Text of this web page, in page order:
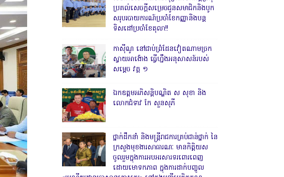
ប្រគល់សេចក្តីសម្រេចជូនសមាជិកនិងបូក
សរុបរបាយការណ៍ប្រចាំខែកញ្ញានិងបន្ត
ទិសដៅប្រចាំខែតុលា!!
កាសុីណូ នៅជាប់ព្រំដែនវៀតណាមច្រក
ស្វាយអាង៉ោង ធ្វើហ្នឹងអនុសាសន៍របស់
សម្ដេច វគ្គ ១
ឯកឧត្តមអភិសន្តិបណ្ឌិត ស សុខា និង
លោកជំទាវ កែ សួនសុភី
ថ្នាក់ដឹកនាំ និងមន្ត្រីរាជការគ្រប់ជាន់ថ្នាក់ នៃ
ក្រសួងមុខងារសាធារណៈ មានកិត្តិយស
ចូលរួមក្នុងការអបអរសារទរពោរពេញ
ដោយមោទកភាព ក្នុងការដាក់បញ្ចូល